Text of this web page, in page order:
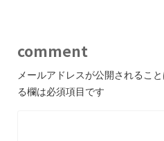
comment
メールアドレスが公開されること
る欄は必須項目です